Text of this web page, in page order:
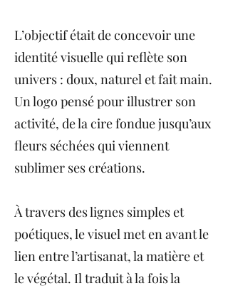
L’objectif était de concevoir une
identité visuelle qui reflète son
univers : doux, naturel et fait main.
Un logo pensé pour illustrer son
activité, de la cire fondue jusqu’aux
fleurs séchées qui viennent
sublimer ses créations.
À travers des lignes simples et
poétiques, le visuel met en avant le
lien entre l’artisanat, la matière et
le végétal. Il traduit à la fois la